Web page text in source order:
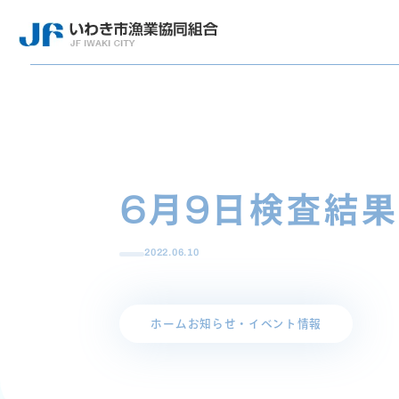
6月9日検査結果
2022.06.10
ホーム お知らせ・イベント情報